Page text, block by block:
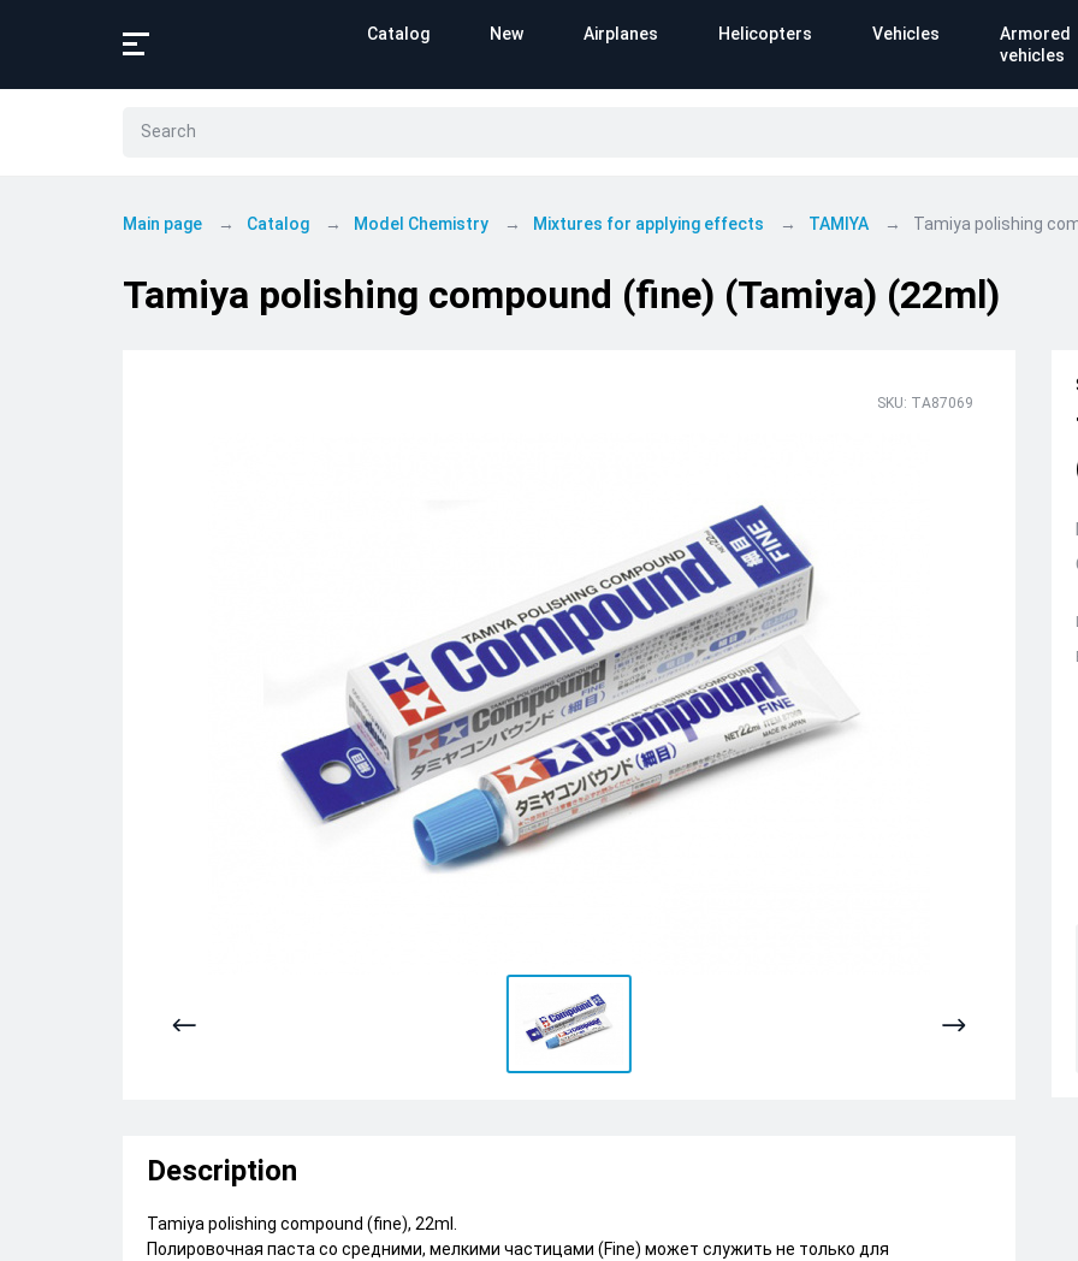
Catalog New Airplanes Helicopters Vehicles
Armored
vehicles
Main page Catalog Model Chemistry Mixtures for applying effects TAMIYA Tamiya polishing
Tamiya polishing compound (fine) (Tamiya) (22ml)
SKU: TA87069
Description
Tamiya polishing compound (fine), 22ml.
Полировочная паста со средними, мелкими частицами (Fine) может служить не только для